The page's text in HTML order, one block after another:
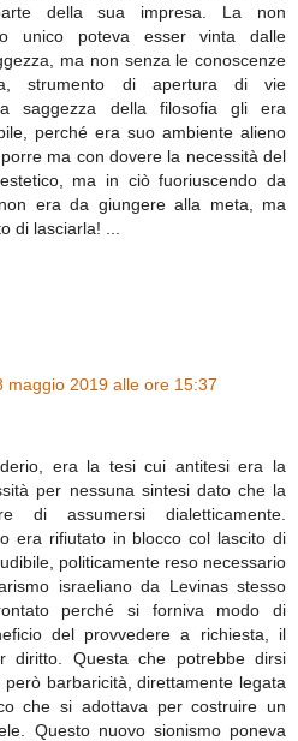
della sua impresa. La non
unico poteva esser vinta dalle
ma non senza le conoscenze
strumento di apertura di vie
saggezza della filosofia gli era
perché era suo ambiente alieno
ma con dovere la necessità del
ma in ciò fuoriuscendo da
era da giungere alla meta, ma
di lasciarla! ...
maggio 2019 alle ore 15:37
era la tesi cui antitesi era la
per nessuna sintesi dato che la
assumersi dialetticamente.
era rifiutato in blocco col lascito di
politicamente reso necessario
israeliano da Levinas stesso
perché si forniva modo di
del provvedere a richiesta, il
diritto. Questa che potrebbe dirsi
barbaricità, direttamente legata
che si adottava per costruire un
Questo nuovo sionismo poneva